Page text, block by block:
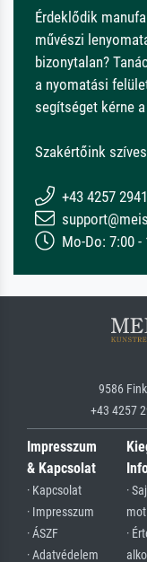
Érdeklődik
művészi
bizonytalan?
a nyomatási
segítséget kérne
Szakértőink
+43 4257
Mo-Do: 7:00 -
9586
+43 4257
Impresszum
& Kapcsolat
· Kapcsolat
· Impresszum
· ÁSZF
· Adatvédelem
·
·